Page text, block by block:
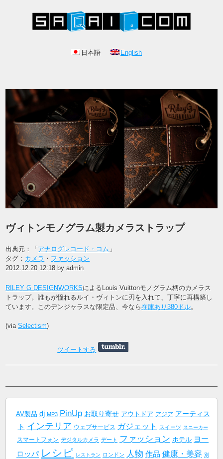
日本語 English
ヴィトンモノグラム製カメラストラップ
出典元：「 アナログレコード・コム 」
タグ： カメラ ・ ファッション
2012.12.20 12:18 by admin
RILEY G DESIGNWORKSによるLouis Vuittonモノグラム柄のカメラス
トラップ。誰もが憧れるルイ・ヴィトンに刃を入れて、丁寧に再構築し
ています。このデンジャラスな限定品、今なら在庫あり380ドル。
(viaSelectism)
ツイートする
AV製品 dj MP3 PinUp お取り寄せ アウトドア アジア アーティス
ト インテリア ウェブサービス ガジェット スイーツ スニーカー
スマートフォン デジタルカメラ デート ファッション ホテル ヨー
ロッパ レシピ レストラン ロンドン 人物 作品 健康・美容 別